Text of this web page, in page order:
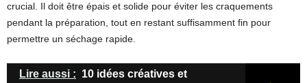
crucial. Il doit être épais et solide pour éviter les craquements
pendant la préparation, tout en restant suffisamment fin pour
permettre un séchage rapide.
Lire aussi : 10 idées créatives et